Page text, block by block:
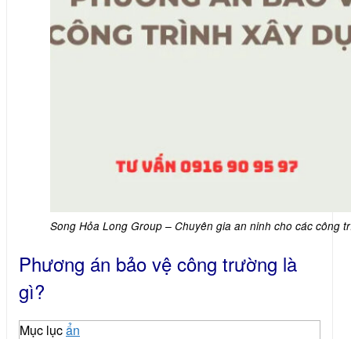
Song Hỏa Long Group – Chuyên gia an ninh cho các công
Phương án bảo vệ công trường là
gì?
Mục lụcẩn